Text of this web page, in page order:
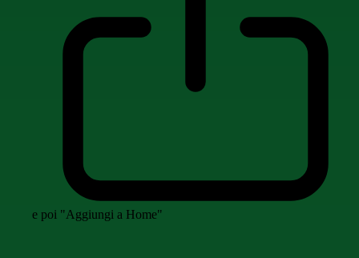
e poi "Aggiungi a Home"